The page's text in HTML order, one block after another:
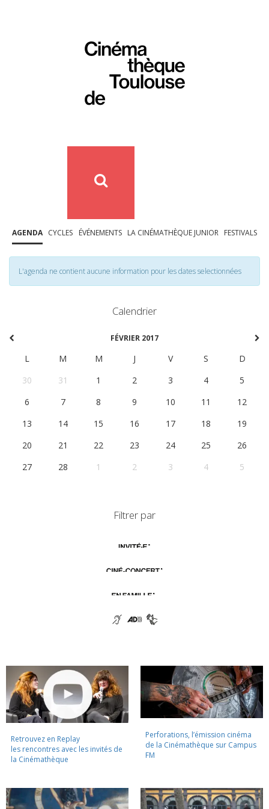
AGENDA CYCLES ÉVÉNEMENTS LA CINÉMATHÈQUE JUNIOR FESTIVALS
L'agenda ne contient aucune information pour les dates selectionnées
Calendrier
FÉVRIER 2017
L M M J V S
D
30
31 1 2 3 4
5
6
7 8 9 10 11
12
13
14 15 16 17 18
19
20
21 22 23 24 25
26
27
28 1 2 3 4 5
Filtrer par
Retrouvez en Replay
les rencontres avec les invités de
la Cinémathèque
Perforations, l’émission cinéma
de la Cinémathèque sur Campus
FM